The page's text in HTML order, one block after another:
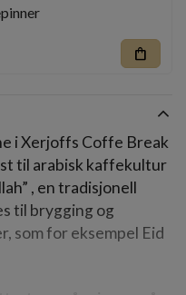
shopping_bag
i Xerjoffs Coffe Break
til arabisk kaffekultur
, en tradisjonell
til brygging og
som for eksempel Eid